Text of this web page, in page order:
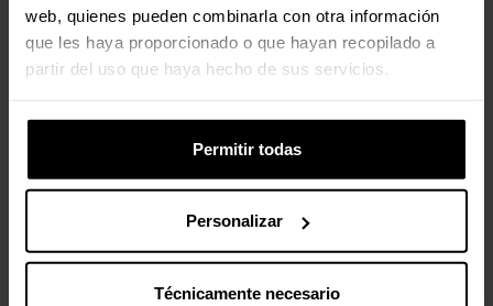
web, quienes pueden combinarla con otra información
que les haya proporcionado o que hayan recopilado a
partir del uso que haya hecho de sus servicios.
Permitir todas
Personalizar
Técnicamente necesario